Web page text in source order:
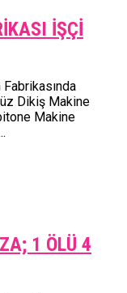
İŞÇİ
Dikiş Makine
Makine
1 ÖLÜ 4